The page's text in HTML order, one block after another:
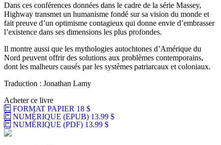
Dans ces conférences données dans le cadre de la série Massey,
Highway transmet un humanisme fondé sur sa vision du monde et
fait preuve d’un optimisme contagieux qui donne envie d’embrasser
l’existence dans ses dimensions les plus profondes.
Il montre aussi que les mythologies autochtones d’Amérique du
Nord peuvent offrir des solutions aux problèmes contemporains,
dont les malheurs causés par les systèmes patriarcaux et coloniaux.
Traduction : Jonathan Lamy
Acheter ce livre
FORMAT PAPIER 18 $
NUMÉRIQUE (EPUB) 13.99 $
NUMÉRIQUE (PDF) 13.99 $